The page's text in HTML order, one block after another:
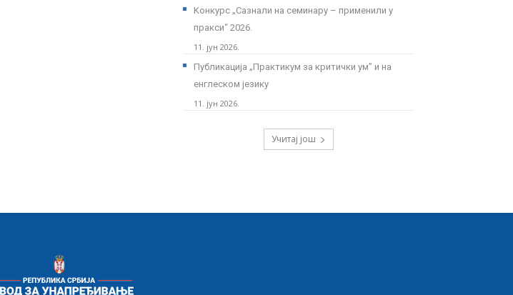
Kонкурс „Сазнали на семинару – применили у
пракси“ 2026.
11. јун 2026.
Публикација „Практикум за критички ум” и на
енглеском језику
11. јун 2026.
Учитај још